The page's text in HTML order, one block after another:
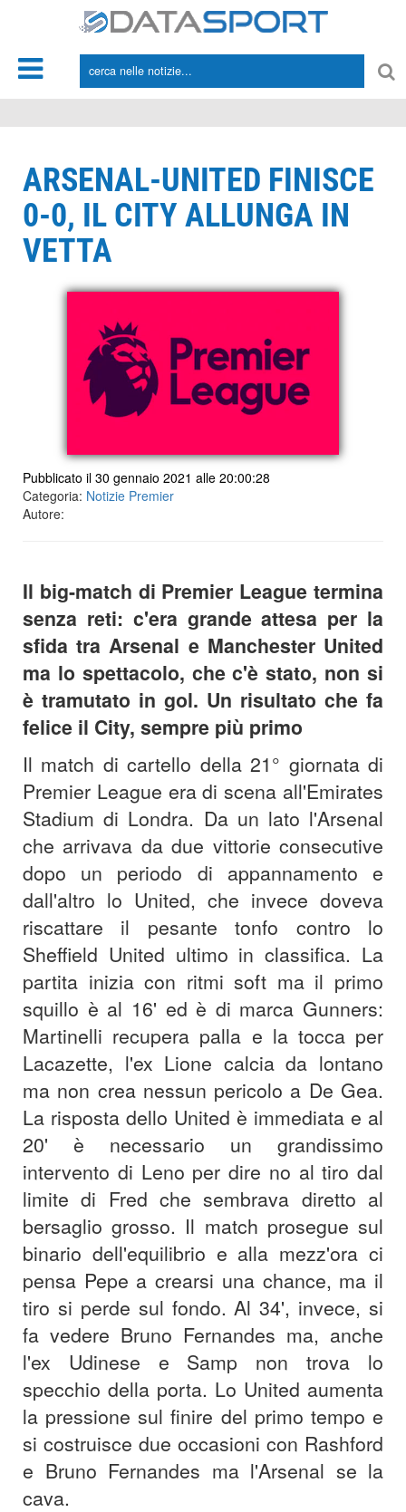
ARSENAL-UNITED FINISCE
0-0, IL CITY ALLUNGA IN
VETTA
Pubblicato il 30 gennaio 2021 alle 20:00:28
Categoria: Notizie Premier
Autore:
Il big-match di Premier League termina
senza reti: c'era grande attesa per la
sfida tra Arsenal e Manchester United
ma lo spettacolo, che c'è stato, non si
è tramutato in gol. Un risultato che fa
felice il City, sempre più primo
Il match di cartello della 21° giornata di
Premier League era di scena all'Emirates
Stadium di Londra. Da un lato l'Arsenal
che arrivava da due vittorie consecutive
dopo un periodo di appannamento e
dall'altro lo United, che invece doveva
riscattare il pesante tonfo contro lo
Sheffield United ultimo in classifica. La
partita inizia con ritmi soft ma il primo
squillo è al 16' ed è di marca Gunners:
Martinelli recupera palla e la tocca per
Lacazette, l'ex Lione calcia da lontano
ma non crea nessun pericolo a De Gea.
La risposta dello United è immediata e al
20' è necessario un grandissimo
intervento di Leno per dire no al tiro dal
limite di Fred che sembrava diretto al
bersaglio grosso. Il match prosegue sul
binario dell'equilibrio e alla mezz'ora ci
pensa Pepe a crearsi una chance, ma il
tiro si perde sul fondo. Al 34', invece, si
fa vedere Bruno Fernandes ma, anche
l'ex Udinese e Samp non trova lo
specchio della porta. Lo United aumenta
la pressione sul finire del primo tempo e
si costruisce due occasioni con Rashford
e Bruno Fernandes ma l'Arsenal se la
cava.